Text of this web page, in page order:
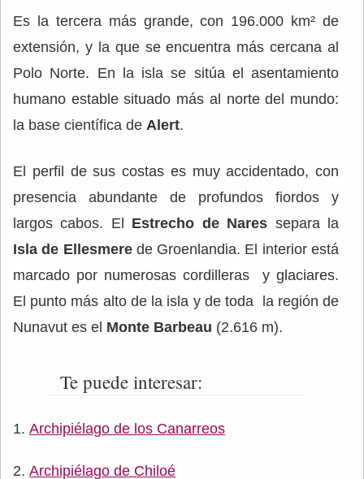
Es la tercera más grande, con 196.000 km² de
extensión, y la que se encuentra más cercana al
Polo Norte. En la isla se sitúa el asentamiento
humano estable situado más al norte del mundo:
la base científica de Alert.
El perfil de sus costas es muy accidentado, con
presencia abundante de profundos fiordos y
largos cabos. El Estrecho de Nares separa la
Isla de Ellesmerede Groenlandia. El interior está
marcado por numerosas cordilleras y glaciares.
El punto más alto de la isla y de toda la región de
Nunavut es el Monte Barbeau (2.616 m).
Te puede interesar:
Archipiélago de los Canarreos
Archipiélago de Chiloé